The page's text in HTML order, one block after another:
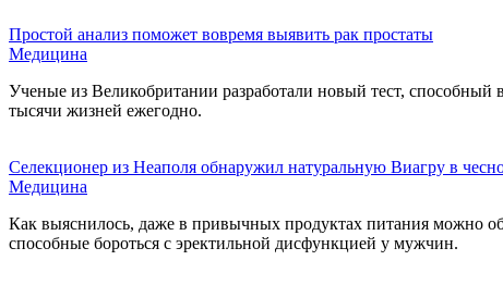
Простой анализ поможет вовремя выявить рак простаты
Медицина
Ученые из Великобритании разработали новый тест,
тысячи жизней ежегодно.
Селекционер из Неаполя обнаружил натуральную Виагру в
Медицина
Как выяснилось, даже в привычных продуктах питания можно
способные бороться с эректильной дисфункцией у мужчин.